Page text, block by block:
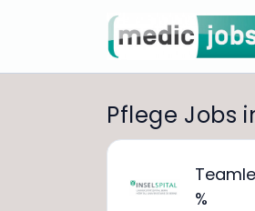
Pflege Jobs
%